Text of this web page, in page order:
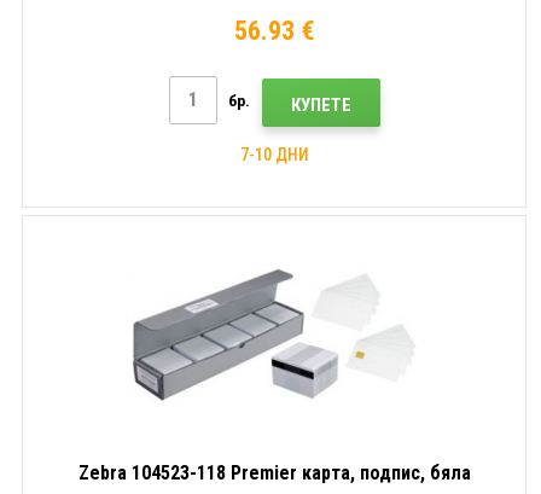
56.93 €
бр. КУПЕТЕ
7-10 ДНИ
Zebra 104523-118 Premier карта, подпис, бяла